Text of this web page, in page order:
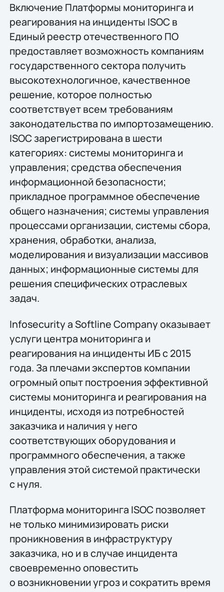
Включение Платформы мониторинга и
реагирования на инциденты ISOC в
Единый реестр отечественного ПО
предоставляет возможность компаниям
государственного сектора получить
высокотехнологичное, качественное
решение, которое полностью
соответствует всем требованиям
законодательства по импортозамещению.
ISOC зарегистрирована в шести
категориях: системы мониторинга и
управления; средства обеспечения
информационной безопасности;
прикладное программное обеспечение
общего назначения; системы управления
процессами организации, системы сбора,
хранения, обработки, анализа,
моделирования и визуализации массивов
данных; информационные системы для
решения специфических отраслевых
задач.
Infosecurity a Softline Company оказывает
услуги центра мониторинга и
реагирования на инциденты ИБ с 2015
года. За плечами экспертов компании
огромный опыт построения эффективной
системы мониторинга и реагирования на
инциденты, исходя из потребностей
заказчика и наличия у него
соответствующих оборудования и
программного обеспечения, а также
управления этой системой практически
с нуля.
Платформа мониторинга ISOC позволяет
не только минимизировать риски
проникновения в инфраструктуру
заказчика, но и в случае инцидента
своевременно оповестить
о возникновении угроз и сократить время